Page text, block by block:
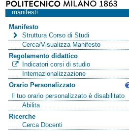
manifesti
Manifesto
Struttura Corso di Studi
Cerca/Visualizza Manifesto
Regolamento didattico
Indicatori corsi di studio
Internazionalizzazione
Orario Personalizzato
Il tuo orario personalizzato è disabilitato
Abilita
Ricerche
Cerca Docenti